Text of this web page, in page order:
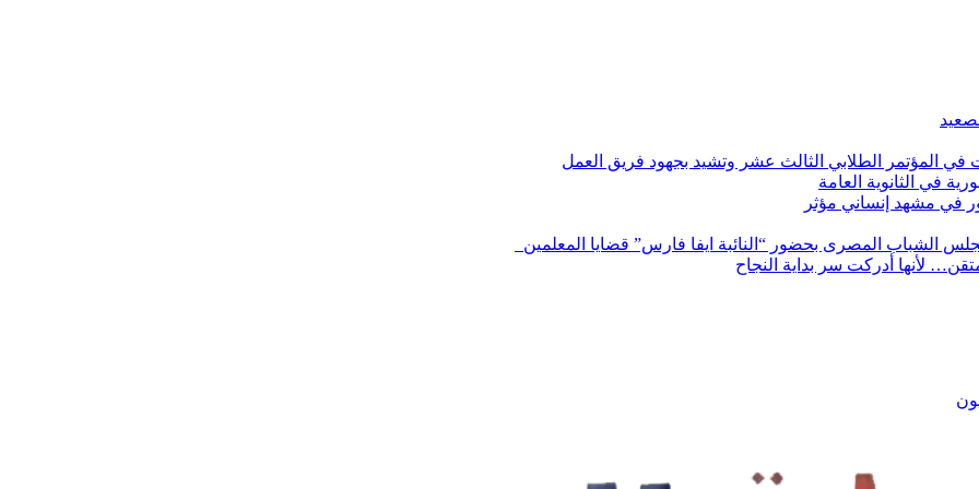
في المؤتمر الطلابي الثالث عشر وتشيد بجهود فريق العمل
في الثانوية العامة
في مشهد إنساني مؤثر
الشباب المصرى بحضور “النائبة ايفا فارس” قضايا المعلمين
لأنها أدركت سر بداية النجاح